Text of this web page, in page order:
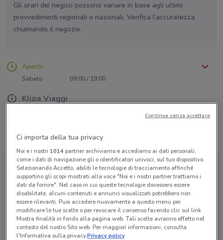
Gli orari dei negozi possono variare in base agli ultimi
provvedimenti regionali o nazionali. Verifica l’accuratezza
chiamando il negozio.
Aperto
Lunedì
Martedì
Mercoledì
Giovedì
Venerdì
Sabato 09:00 / 19:00
Klizia Viaggi
Tutte le promozioni di questo negozio
Ci importa della tua privacy
Noi e i nostri 1014partner archiviamo e accediamo ai dati personali,
come i dati di navigazione gli o identificatori univoci, sul tuo dispositivo.
Selezionando Accetto, abiliti le tecnologie di tracciamento affinché
supportino gli scopi mostrati alla voce "Noi e i nostri partner trattiamo i
dati da fornire". Nel caso in cui queste tecnologie dovessero essere
disabilitate, alcuni contenuti e annunci visualizzati potrebbero non
essere rilevanti. Puoi accedere nuovamente a questo menu per
modificare le tue scelte o per revocare il consenso facendo clic sul link
Mostra finalità in fondo alla pagina web. Tali scelte avranno effetto nel
contesto del nostro Sito web. Per maggiori informazioni, consulta
l'Informativa sulla privacy.Privacy policy
Continua senza accettare